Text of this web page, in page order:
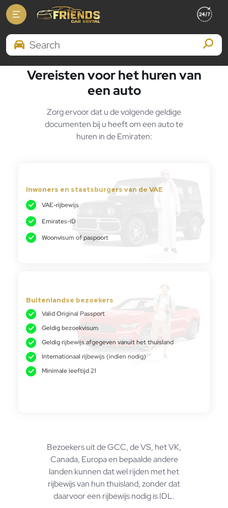
Search Brands
Thuis Documents Required
Vereisten voor het huren van
een auto
Zorg ervoor dat u de volgende geldige
documenten bij u heeft om een ​​auto te
huren in de Emiraten:
Inwoners en staatsburgers van de VAE
VAE-rijbewijs
Emirates-ID
Woonvisum of paspoort
Buitenlandse bezoekers
Valid Original Passport
Geldig bezoekvisum
Geldig rijbewijs afgegeven vanuit het thuisland
Internationaal rijbewijs (indien nodig)
Minimale leeftijd 21
Bezoekers uit de GCC, de VS, het VK,
Canada, Europa en bepaalde andere
landen kunnen dat wel rijden met het
rijbewijs van hun thuisland, zonder dat
daarvoor een rijbewijs nodig is IDL.